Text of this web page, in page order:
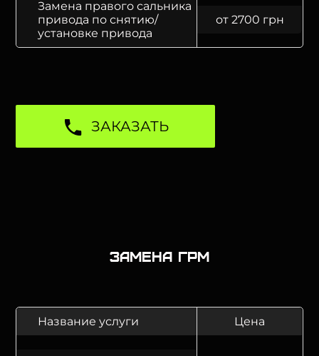
Замена правого сальника
привода по снятию/
установке привода
от 2700 грн
ЗАКАЗАТЬ
Замена ГРМ
Название услуги Цена